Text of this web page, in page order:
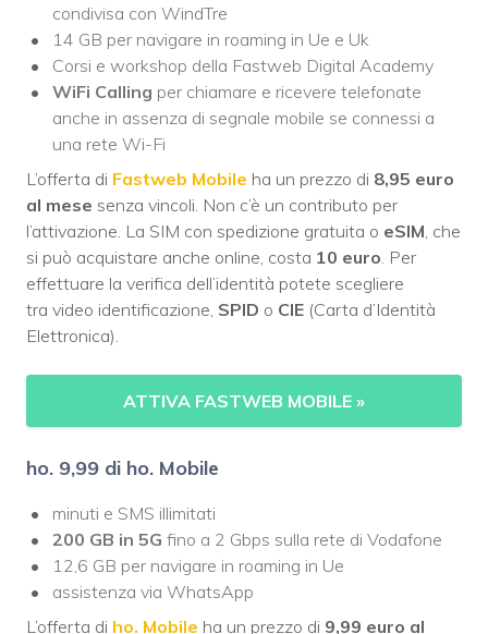
condivisa con WindTre
14 GB per navigare in roaming in Ue e Uk
Corsi e workshop della Fastweb Digital Academy
WiFi Calling per chiamare e ricevere telefonate
anche in assenza di segnale mobile se connessi a
una rete Wi-Fi
L’offerta di Fastweb Mobile ha un prezzo di 8,95 euro
al mese senza vincoli. Non c’è un contributo per
l’attivazione. La SIM con spedizione gratuita o eSIM, che
si può acquistare anche online, costa 10 euro. Per
effettuare la verifica dell’identità potete scegliere
tra video identificazione, SPID o CIE (Carta d’Identità
Elettronica).
ATTIVA FASTWEB MOBILE »
ho. 9,99 di ho. Mobile
minuti e SMS illimitati
200 GB in 5G fino a 2 Gbps sulla rete di Vodafone
12,6 GB per navigare in roaming in Ue
assistenza via WhatsApp
L’offerta di ho. Mobile ha un prezzo di 9,99 euro al